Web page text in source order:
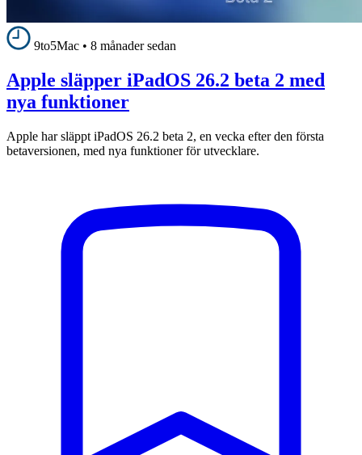
9to5Mac • 8 månader sedan
Apple släpper iPadOS 26.2 beta 2 med
nya funktioner
Apple har släppt iPadOS 26.2 beta 2, en vecka efter den första
betaversionen, med nya funktioner för utvecklare.